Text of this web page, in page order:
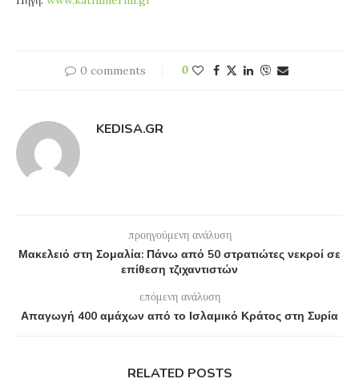
0 comments 0
KEDISA.GR
προηγούμενη ανάλυση
Μακελειό στη Σομαλία: Πάνω από 50 στρατιώτες νεκροί σε
επίθεση τζιχαντιστών
επόμενη ανάλυση
Απαγωγή 400 αμάχων από το Ισλαμικό Κράτος στη Συρία
RELATED POSTS